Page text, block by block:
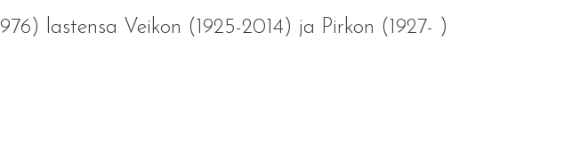
lastensa Veikon (1925-2014) ja Pirkon (1927- )